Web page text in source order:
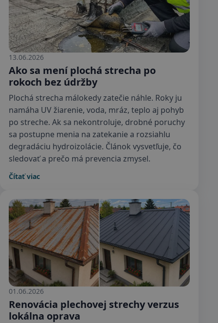
13.06.2026
Ako sa mení plochá strecha po
rokoch bez údržby
Plochá strecha málokedy zatečie náhle. Roky ju
namáha UV žiarenie, voda, mráz, teplo aj pohyb
po streche. Ak sa nekontroluje, drobné poruchy
sa postupne menia na zatekanie a rozsiahlu
degradáciu hydroizolácie. Článok vysvetľuje, čo
sledovať a prečo má prevencia zmysel.
Čítať viac
01.06.2026
Renovácia plechovej strechy verzus
lokálna oprava